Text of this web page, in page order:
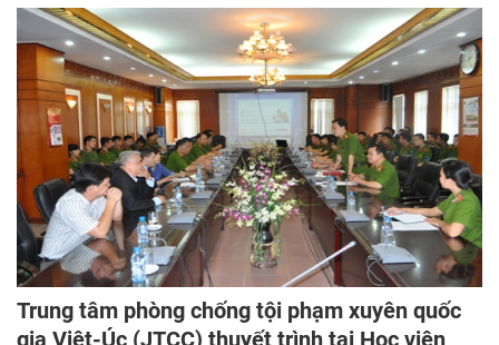
cán bộ, giáo viên thuộc các khoa, phòng, bộ môn và học
viên Học viện CSND.
Trung tâm phòng chống tội phạm xuyên quốc